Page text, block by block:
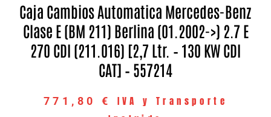
Caja Cambios Automatica Mercedes-Benz
Clase E (BM 211) Berlina (01.2002->) 2.7 E
270 CDI (211.016) [2,7 Ltr. – 130 KW CDI
CAT] – 557214
771,80 €
IVA y Transporte